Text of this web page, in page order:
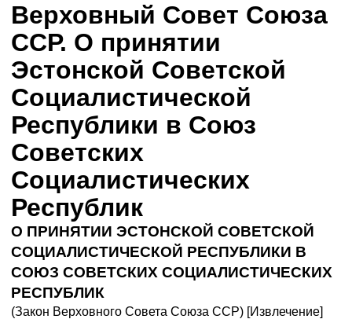
Верховный Совет Союза
ССР. О принятии
Эстонской Советской
Социалистической
Республики в Союз
Советских
Социалистических
Республик
О ПРИНЯТИИ ЭСТОНСКОЙ СОВЕТСКОЙ
СОЦИАЛИСТИЧЕСКОЙ РЕСПУБЛИКИ В
СОЮЗ СОВЕТСКИХ СОЦИАЛИСТИЧЕСКИХ
РЕСПУБЛИК
(Закон Верховного Совета Союза ССР) [Извлечение]